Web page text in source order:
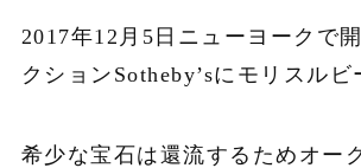
2017年12月5日ニューヨークで
クションSotheby’sにモリスルビ
希少な宝石は還流するためオー